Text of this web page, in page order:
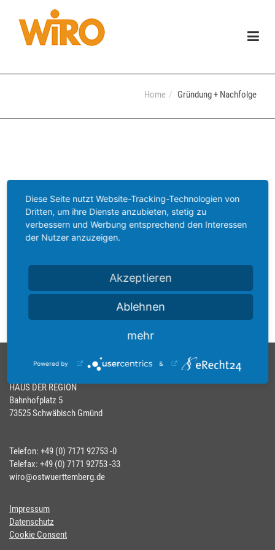
Home Gründung + Nachfolge
Wirtschaftsförderungsgesellschaft mbH
Region Ostwürttemberg (WiRO)
HAUS DER REGION
Bahnhofplatz 5
73525 Schwäbisch Gmünd
Telefon: +49 (0) 7171 92753 -0
Telefax: +49 (0) 7171 92753 -33
wiro@ostwuerttemberg.de
Impressum
Datenschutz
Cookie Consent
Diese Seite nutzt Website-Tracking-Technologien von
Dritten, um ihre Dienste anzubieten, stetig zu
verbessern und Werbung entsprechend den Interessen
der Nutzer anzuzeigen.
Akzeptieren
Ablehnen
mehr
Powered by &